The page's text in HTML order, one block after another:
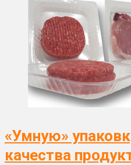
«Умную»
качества